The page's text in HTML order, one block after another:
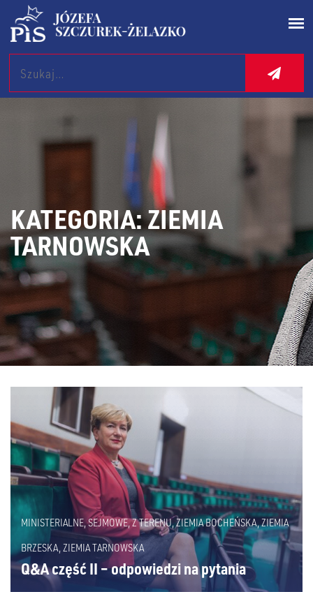
Search
KATEGORIA:ZIEMIA
TARNOWSKA
MINISTERIALNE,SEJMOWE,Z TERENU,ZIEMIA BOCHEŃSKA,ZIEMIA
BRZESKA, ZIEMIA TARNOWSKA
Q&A część II – odpowiedzi na pytania